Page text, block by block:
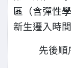
區（含彈性
新生遷入時間
先後順序